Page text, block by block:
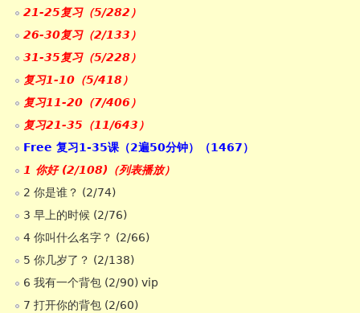
21-25复习（5/282）
26-30复习（2/133）
31-35复习（5/228）
复习1-10（5/418）
复习11-20（7/406）
复习21-35（11/643）
Free 复习1-35课（2遍50分钟）（1467）
1 你好 (2/108)（列表播放）
2 你是谁？ (2/74)
3 早上的时候 (2/76)
4 你叫什么名字？ (2/66)
5 你几岁了？ (2/138)
6 我有一个背包 (2/90) vip
7 打开你的背包 (2/60)